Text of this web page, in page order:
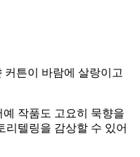
커튼이 바람에 살랑이고
작품도 고요히 묵향을
리텔링을 감상할 수 있어